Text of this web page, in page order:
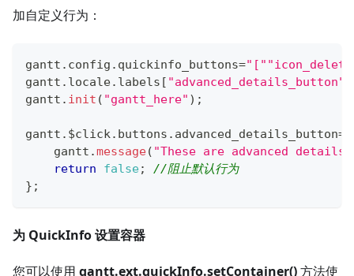
加自定义行为：
gantt . config . quickinfo_buttons="["
gantt . locale. labels [ "advanced_details_button"
gantt . init ( "gantt_here" ) ;
gantt . $click. buttons . advanced_details_button=
    gantt
.message( "These are advanced details"
return
false;
//阻止默认行为
} ;
为 QuickInfo 设置容器
您可以使用 gantt.ext.quickInfo.setContainer()方法使